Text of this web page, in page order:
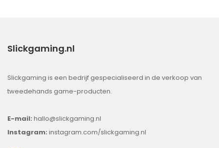
Slickgaming.nl
Slickgaming is een bedrijf gespecialiseerd in de verkoop van
tweedehands game-producten.
E-mail: hallo@slickgaming.nl
Instagram: instagram.com/slickgaming.nl